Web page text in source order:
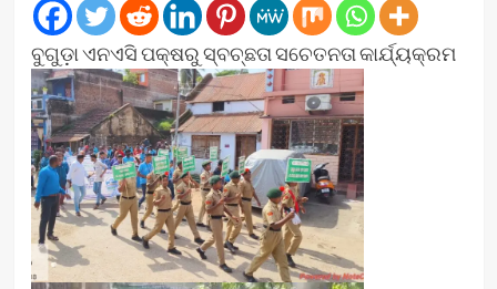
ବୁଗୁଡ଼ା ଏନଏସି ପକ୍ଷରୁ ସ୍ବଚ୍ଛତା ସଚେତନତା କାର୍ଯ୍ୟକ୍ରମ